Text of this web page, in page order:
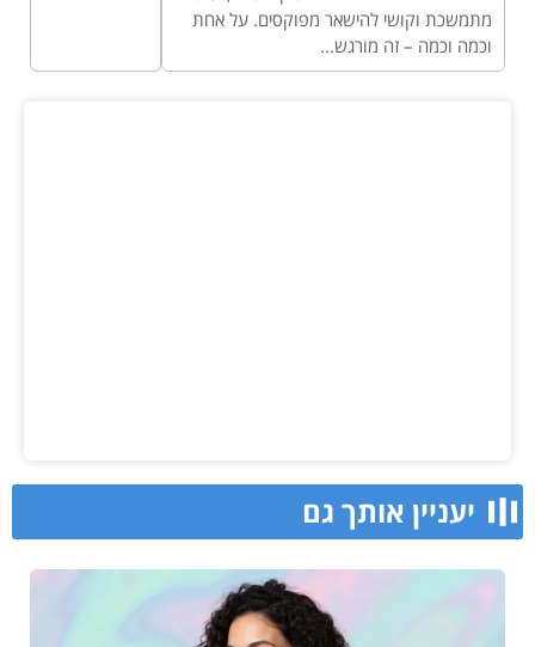
מתמשכת וקושי להישאר מפוקסים. על אחת
וכמה וכמה – זה מורגש...
יעניין אותך גם